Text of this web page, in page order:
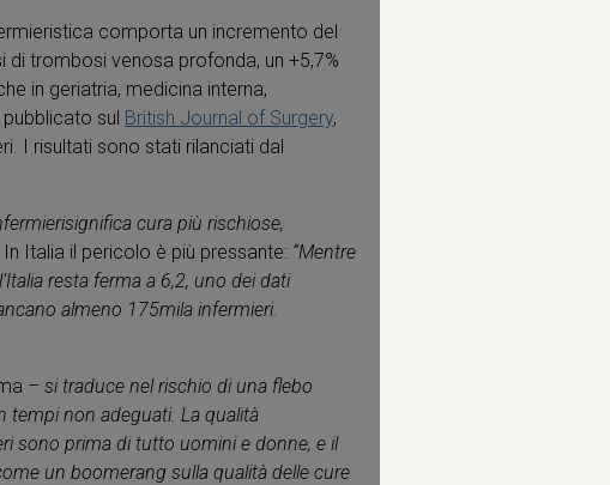
comporta un incremento del
di trombosi venosa profonda, un +5,7%
in geriatria, medicina interna,
sul British Journal of Surgery,
I risultati sono stati rilanciati dal
significa cura più rischiose,
In Italia il pericolo è più pressante: “Mentre
l’Italia resta ferma a 6,2, uno dei dati
almeno 175mila infermieri.
– si traduce nel rischio di una flebo
tempi non adeguati. La qualità
sono prima di tutto uomini e donne, e il
un boomerang sulla qualità delle cure